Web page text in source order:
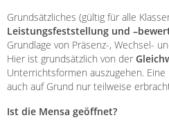
Grundsätzliches (gültig für alle
Leistungsfeststellung und
Grundlage von Präsenz-, Wechsel-
Hier ist grundsätzlich von der
Unterrichtsformen auszugehen.
auch auf Grund nur teilweise
Ist die Mensa geöffnet?